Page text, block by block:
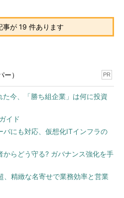
事が 19 件あります
） PR
今、「勝ち組企業」は何に投資
イド
バにも対応、仮想化ITインフラの
からどう守る? ガバナンス強化を手
、精緻な名寄せで業務効率と営業